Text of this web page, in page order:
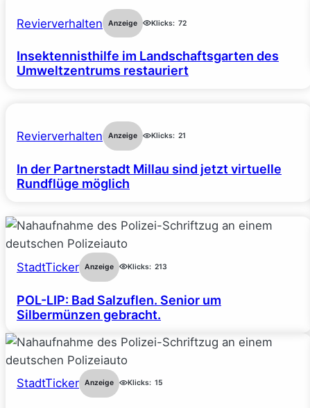
Revierverhalten Anzeige Klicks: 72
Insektennisthilfe im Landschaftsgarten des
Umweltzentrums restauriert
Revierverhalten Anzeige Klicks: 21
In der Partnerstadt Millau sind jetzt virtuelle
Rundflüge möglich
StadtTicker Anzeige Klicks: 213
POL-LIP: Bad Salzuflen. Senior um
Silbermünzen gebracht.
StadtTicker Anzeige Klicks: 15